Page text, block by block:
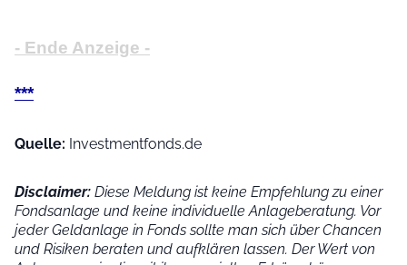
- Ende Anzeige -
***
Quelle: Investmentfonds.de
Disclaimer: Diese Meldung ist keine Empfehlung zu einer
Fondsanlage und keine individuelle Anlageberatung. Vor
jeder Geldanlage in Fonds sollte man sich über Chancen
und Risiken beraten und aufklären lassen. Der Wert von